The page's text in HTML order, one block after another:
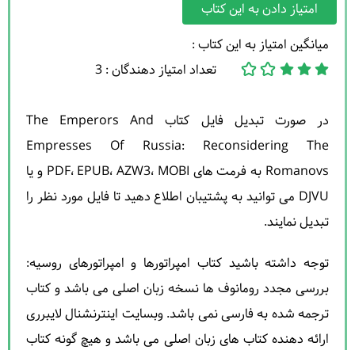
امتیاز دادن به این کتاب
میانگین امتیاز به این کتاب :
تعداد امتیاز دهندگان : 3
در صورت تبدیل فایل کتاب The Emperors And
Empresses Of Russia: Reconsidering The
Romanovs به فرمت های PDF، EPUB، AZW3، MOBI و یا
DJVU می توانید به پشتیبان اطلاع دهید تا فایل مورد نظر را
تبدیل نمایند.
توجه داشته باشید کتاب امپراتورها و امپراتورهای روسیه:
بررسی مجدد رومانوف ها نسخه زبان اصلی می باشد و کتاب
ترجمه شده به فارسی نمی باشد. وبسایت اینترنشنال لایبرری
ارائه دهنده کتاب های زبان اصلی می باشد و هیچ گونه کتاب